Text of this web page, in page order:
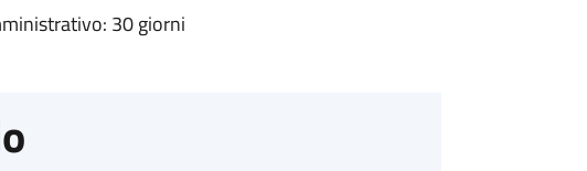
30 giorni